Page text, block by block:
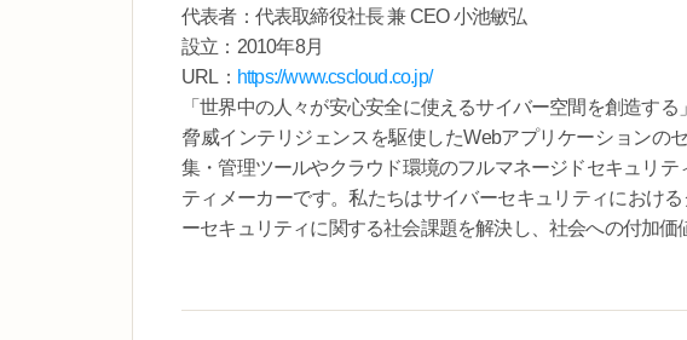
代表者：代表取締役社長 兼 CEO 小池敏弘
設立：2010年8月
URL： https://www.cscloud.co.jp/
「世界中の人々が安心安全に使えるサイバー空間を創造す
脅威インテリジェンスを駆使したWebアプリケーションの
集・管理ツールやクラウド環境のフルマネージドセキュリ
ティメーカーです。私たちはサイバーセキュリティにおけ
ーセキュリティに関する社会課題を解決し、社会への付加価